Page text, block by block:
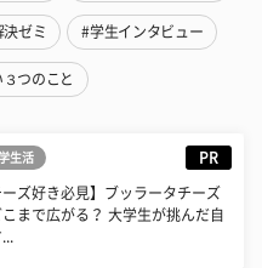
決ゼミ #学生インタビュー
つのこと
生活 PR
ーズ好き必見】ブッラータチーズ
こまで広がる？ 大学生が挑んだ自